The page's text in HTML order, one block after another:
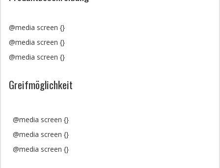
@media screen {}
@media screen {}
@media screen {}
Greifmöglichkeit
@media screen {}
@media screen {}
@media screen {}